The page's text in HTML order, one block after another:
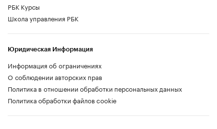
РБК Курсы
Школа управления РБК
Юридическая Информация
Информация об ограничениях
О соблюдении авторских прав
Политика в отношении обработки персональных данных
Политика обработки файлов cookie